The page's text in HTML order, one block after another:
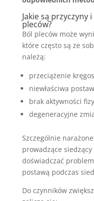
Jakie są przyczyny
pleców?
Ból pleców może
które często są ze
należą:
przeciążenie
niewłaściwa
brak aktywności
degeneracyjne
Szczególnie
prowadzące
doświadczać
postawą podczas
Do czynników